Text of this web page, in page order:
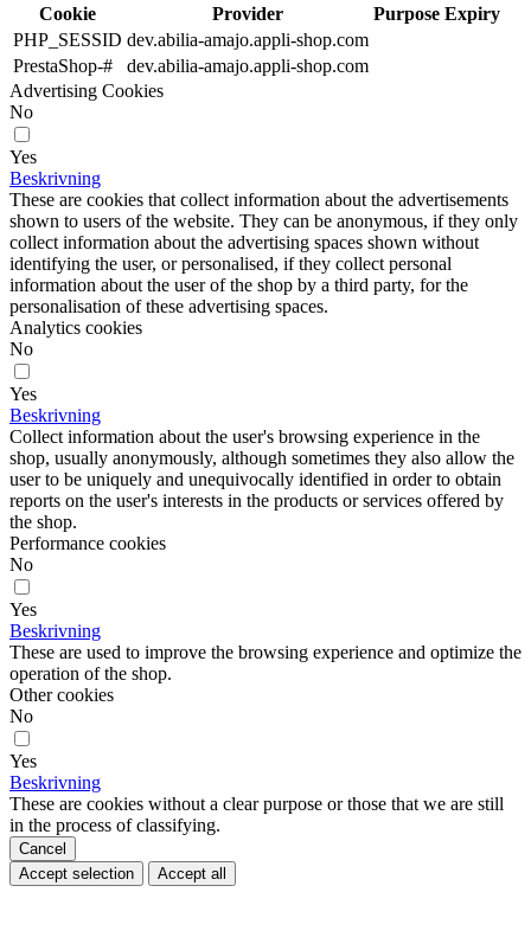
Cookie
Provider Purpose Expiry
PHP_SESSID dev.abilia-amajo.appli-shop.com
PrestaShop-#
dev.abilia-amajo.appli-shop.com
Advertising Cookies
No
Yes
Beskrivning
These are cookies that collect information about the advertisements
shown to users of the website. They can be anonymous, if they only
collect information about the advertising spaces shown without
identifying the user, or personalised, if they collect personal
information about the user of the shop by a third party, for the
personalisation of these advertising spaces.
Analytics cookies
No
Yes
Beskrivning
Collect information about the user's browsing experience in the
shop, usually anonymously, although sometimes they also allow the
user to be uniquely and unequivocally identified in order to obtain
reports on the user's interests in the products or services offered by
the shop.
Performance cookies
No
Yes
Beskrivning
These are used to improve the browsing experience and optimize the
operation of the shop.
Other cookies
No
Yes
Beskrivning
These are cookies without a clear purpose or those that we are still
in the process of classifying.
Cancel
Accept selection
Accept all